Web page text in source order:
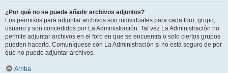
¿Por qué no se puede añadir archivos adjuntos?
Los permisos para adjuntar archivos son individuales para cada foro, grupo,
usuario y son concedidos por La Administración. Tal vez La Administración no
permite adjuntar archivos en el foro en que se encuentra o solo ciertos grupos
pueden hacerlo. Comuníquese con La Administración si no está seguro de por
qué no puede adjuntar archivos.
Arriba